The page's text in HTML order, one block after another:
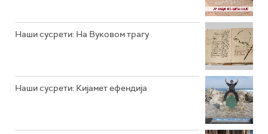
Наши сусрети: На Вуковом трагу
Наши сусрети: Кијамет ефендија